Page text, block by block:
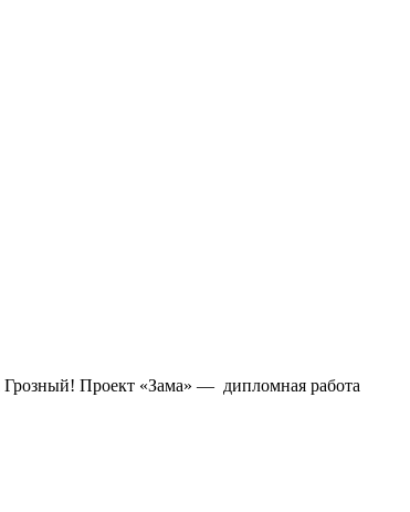
Грозный! Проект «Зама» — дипломная работа